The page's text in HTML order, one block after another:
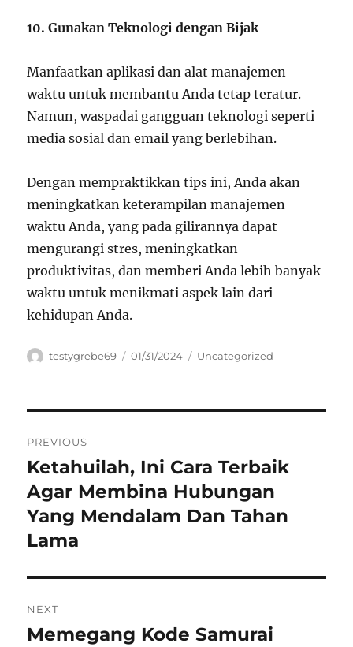
10. Gunakan Teknologi dengan Bijak
Manfaatkan aplikasi dan alat manajemen
waktu untuk membantu Anda tetap teratur.
Namun, waspadai gangguan teknologi seperti
media sosial dan email yang berlebihan.
Dengan mempraktikkan tips ini, Anda akan
meningkatkan keterampilan manajemen
waktu Anda, yang pada gilirannya dapat
mengurangi stres, meningkatkan
produktivitas, dan memberi Anda lebih banyak
waktu untuk menikmati aspek lain dari
kehidupan Anda.
Author
testygrebe69
Posted
01/31/2024 Categories
Uncategorized
pos
PREVIOUS
Previous
post:
Ketahuilah, Ini Cara Terbaik
Agar Membina Hubungan
Yang Mendalam Dan Tahan
Lama
NEXT
Next
Memegang Kode Samurai